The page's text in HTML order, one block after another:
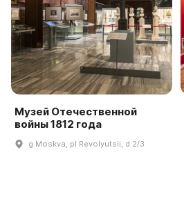
Музей Отечественной
войны 1812 года
g Moskva, pl Revolyutsii, d 2/3